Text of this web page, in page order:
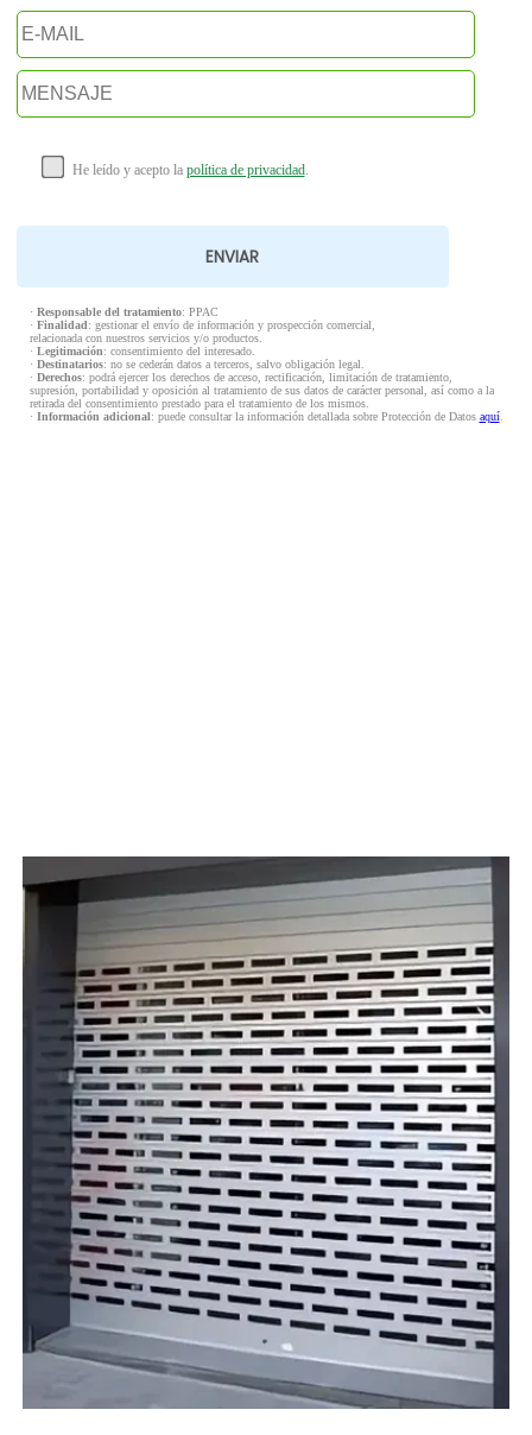
He leído y acepto la política de privacidad.
· Responsable del tratamiento: PPAC
· Finalidad: gestionar el envío de información y prospección comercial,
relacionada con nuestros servicios y/o productos.
· Legitimación: consentimiento del interesado.
· Destinatarios: no se cederán datos a terceros, salvo obligación legal.
· Derechos: podrá ejercer los derechos de acceso, rectificación, limitación de tratamiento,
supresión, portabilidad y oposición al tratamiento de sus datos de carácter personal, así como a la
retirada del consentimiento prestado para el tratamiento de los mismos.
· Información adicional: puede consultar la información detallada sobre Protección de Datos aquí.